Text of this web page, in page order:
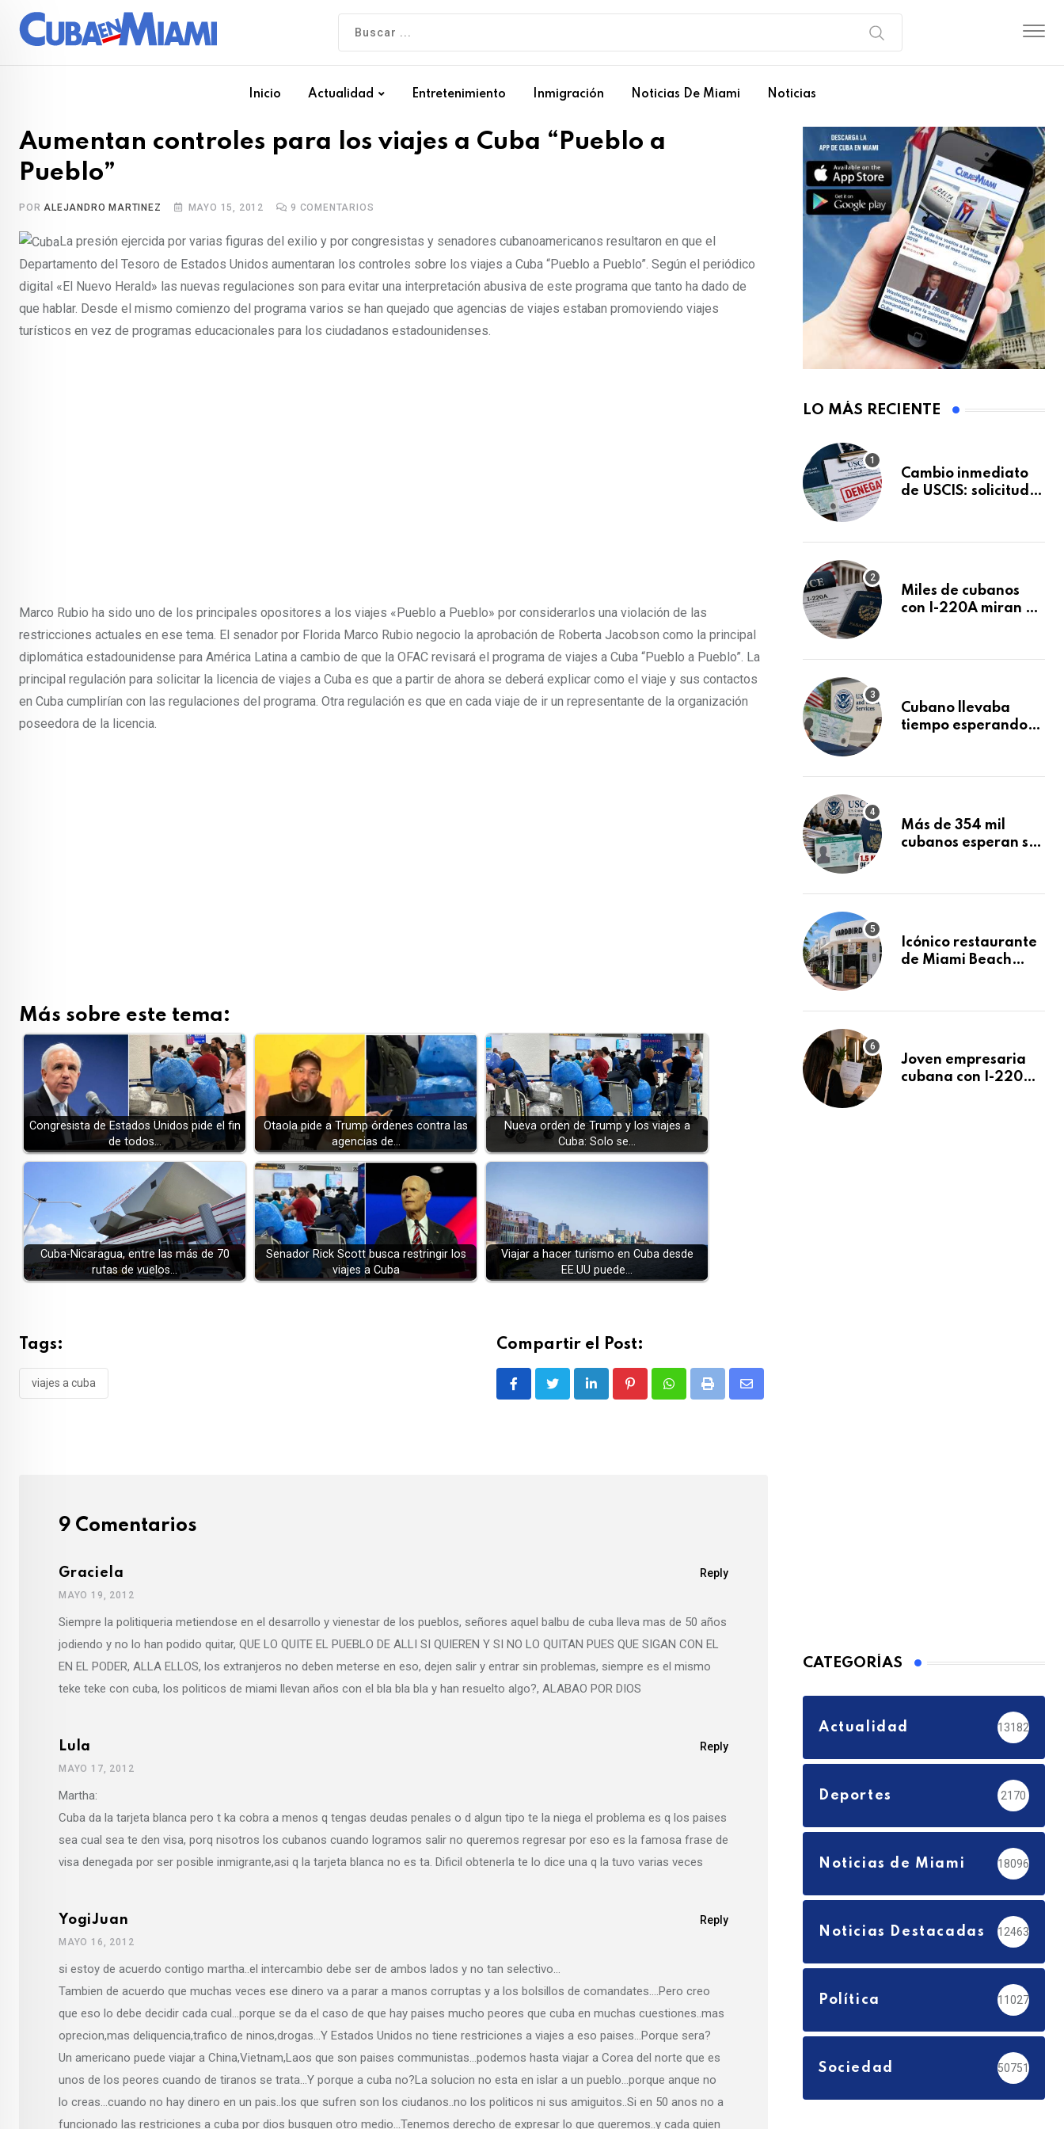
Inicio Actualidad Entretenimiento Inmigración Noticias De Miami Noticias
Aumentan controles para los viajes a Cuba “Pueblo a
Pueblo”
PORALEJANDRO MARTINEZ MAYO 15, 2012 9 COMENTARIOS
La presión ejercida por varias figuras del exilio y por congresistas y senadores cubanoamericanos resultaron en que el
Departamento del Tesoro de Estados Unidos aumentaran los controles sobre los viajes a Cuba “Pueblo a Pueblo”. Según el periódico
digital «El Nuevo Herald» las nuevas regulaciones son para evitar una interpretación abusiva de este programa que tanto ha dado de
que hablar. Desde el mismo comienzo del programa varios se han quejado que agencias de viajes estaban promoviendo viajes
turísticos en vez de programas educacionales para los ciudadanos estadounidenses.
Marco Rubio ha sido uno de los principales opositores a los viajes «Pueblo a Pueblo» por considerarlos una violación de las
restricciones actuales en ese tema. El senador por Florida Marco Rubio negocio la aprobación de Roberta Jacobson como la principal
diplomática estadounidense para América Latina a cambio de que la OFAC revisará el programa de viajes a Cuba “Pueblo a Pueblo”. La
principal regulación para solicitar la licencia de viajes a Cuba es que a partir de ahora se deberá explicar como el viaje y sus contactos
en Cuba cumplirían con las regulaciones del programa. Otra regulación es que en cada viaje de ir un representante de la organización
poseedora de la licencia.
Más sobre este tema:
Congresista de Estados Unidos pide el fin
de todos…
Otaola pide a Trump órdenes contra las
agencias de…
Nueva orden de Trump y los viajes a
Cuba: Solo se…
Cuba-Nicaragua, entre las más de 70
rutas de vuelos…
Senador Rick Scott busca restringir los
viajes a Cuba
Viajar a hacer turismo en Cuba desde
EE.UU puede…
Tags:
viajes a cuba
Compartir el Post:
LinkedIn PinterestWhatsappPrint
Share
9 Comentarios
Reply
Graciela
MAYO 19, 2012
Siempre la politiqueria metiendose en el desarrollo y vienestar de los pueblos, señores aquel balbu de cuba lleva mas de 50 años
jodiendo y no lo han podido quitar, QUE LO QUITE EL PUEBLO DE ALLI SI QUIEREN Y SI NO LO QUITAN PUES QUE SIGAN CON EL
EN EL PODER, ALLA ELLOS, los extranjeros no deben meterse en eso, dejen salir y entrar sin problemas, siempre es el mismo
teke teke con cuba, los politicos de miami llevan años con el bla bla bla y han resuelto algo?, ALABAO POR DIOS
Reply
Lula
MAYO 17, 2012
Martha:
Cuba da la tarjeta blanca pero t ka cobra a menos q tengas deudas penales o d algun tipo te la niega el problema es q los paises
sea cual sea te den visa, porq nisotros los cubanos cuando logramos salir no queremos regresar por eso es la famosa frase de
visa denegada por ser posible inmigrante,asi q la tarjeta blanca no es ta. Dificil obtenerla te lo dice una q la tuvo varias veces
Reply
YogiJuan
MAYO 16, 2012
si estoy de acuerdo contigo martha..el intercambio debe ser de ambos lados y no tan selectivo…
Tambien de acuerdo que muchas veces ese dinero va a parar a manos corruptas y a los bolsillos de comandates….Pero creo
que eso lo debe decidir cada cual…porque se da el caso de que hay paises mucho peores que cuba en muchas cuestiones..mas
oprecion,mas deliquencia,trafico de ninos,drogas…Y Estados Unidos no tiene restriciones a viajes a eso paises…Porque sera?
Un americano puede viajar a China,Vietnam,Laos que son paises communistas…podemos hasta viajar a Corea del norte que es
unos de los peores cuando de tiranos se trata…Y porque a cuba no?La solucion no esta en islar a un pueblo…porque anque no
lo creas…cuando no hay dinero en un pais..los que sufren son los ciudanos..no los politicos ni sus amiguitos..Si en 50 anos no a
funcionado las restriciones a cuba por dios busquen otro medio…Tenemos derecho de expresar lo que queremos..y cada quien
LO MÁS RECIENTE
Cambio inmediato
de USCIS: solicitudes
sin previo aviso
Miles de cubanos
con I-220A miran al
decidirse en una
Cubano llevaba
tiempo esperando
tras Writ of
Más de 354 mil
cubanos esperan su
acumula 1.5 millones
Icónico restaurante
de Miami Beach
después de 15 años
Joven empresaria
cubana con I-220A
CATEGORÍAS
Actualidad 13182
Deportes 2170
Noticias de Miami 18096
Noticias Destacadas 12463
Política 11027
Sociedad 50751